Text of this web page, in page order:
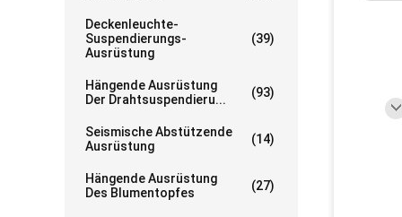
Deckenleuchte-
Suspendierungs-
Ausrüstung
(39)
Hängende Ausrüstung
Der Drahtsuspendieru...
(93)
Seismische Abstützende
Ausrüstung
(14)
Hängende Ausrüstung
Des Blumentopfes
(27)